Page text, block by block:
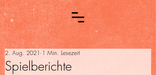
Spielberichte
2. Aug. 2021 1 Min. Lesezeit